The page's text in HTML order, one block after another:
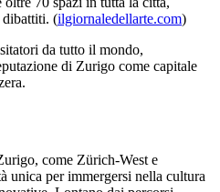
dibattiti. (ilgiornaledellarte.com)
da tutto il mondo,
di Zurigo come capitale
come Zürich-West e
unica per immergersi nella cultura